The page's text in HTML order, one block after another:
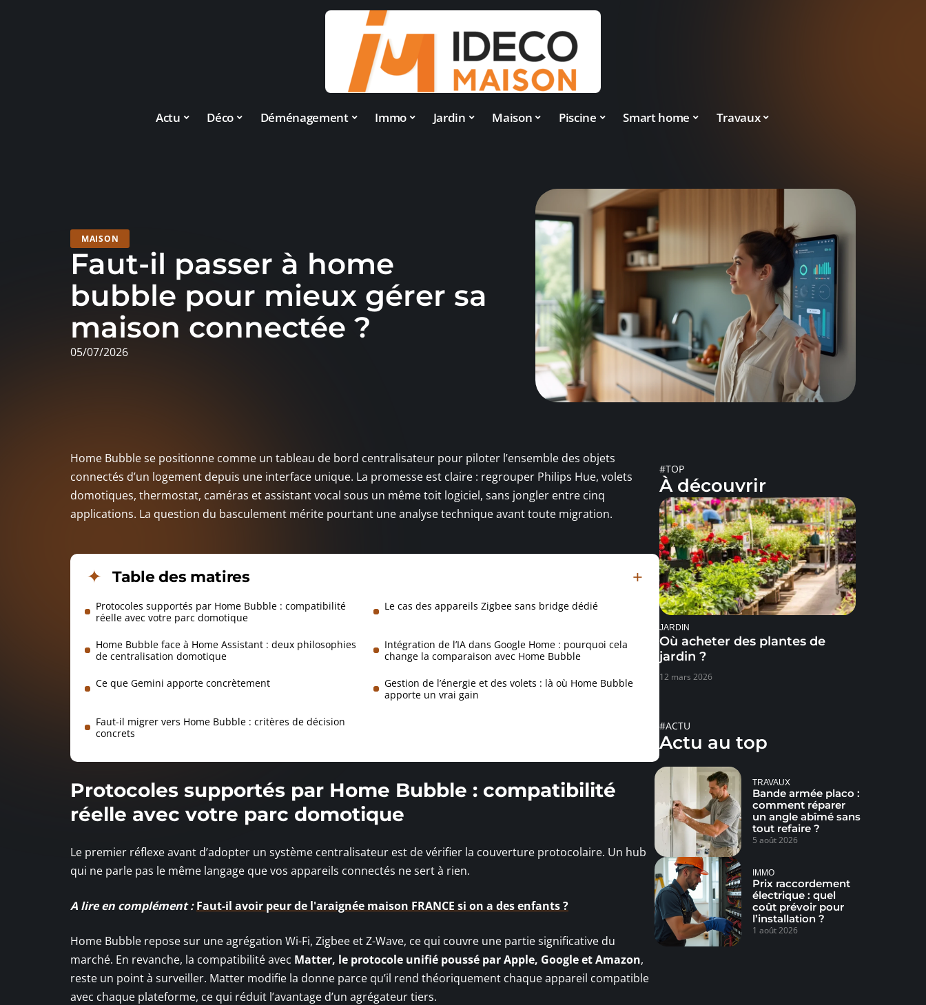
Actu Déco Déménagement Immo Jardin Maison Piscine Smart home Travaux
MAISON
Faut-il passer à home
bubble pour mieux gérer sa
maison connectée ?
05/07/2026
Home Bubble se positionne comme un tableau de bord centralisateur pour piloter l’ensemble des objets
connectés d’un logement depuis une interface unique. La promesse est claire : regrouper Philips Hue, volets
domotiques, thermostat, caméras et assistant vocal sous un même toit logiciel, sans jongler entre cinq
applications. La question du basculement mérite pourtant une analyse technique avant toute migration.
Table des matires
Protocoles supportés par Home Bubble : compatibilité
réelle avec votre parc domotique
Le cas des appareils Zigbee sans bridge dédié
Home Bubble face à Home Assistant : deux philosophies
de centralisation domotique
Intégration de l’IA dans Google Home : pourquoi cela
change la comparaison avec Home Bubble
Ce que Gemini apporte concrètement
Gestion de l’énergie et des volets : là où Home Bubble
apporte un vrai gain
Faut-il migrer vers Home Bubble : critères de décision
concrets
Protocoles supportés par Home Bubble : compatibilité
réelle avec votre parc domotique
Le premier réflexe avant d’adopter un système centralisateur est de vérifier la couverture protocolaire. Un hub
qui ne parle pas le même langage que vos appareils connectés ne sert à rien.
A lire en complément : Faut-il avoir peur de l'araignée maison FRANCE si on a des enfants ?
Home Bubble repose sur une agrégation Wi-Fi, Zigbee et Z-Wave, ce qui couvre une partie significative du
marché. En revanche, la compatibilité avec Matter, le protocole unifié poussé par Apple, Google et Amazon,
reste un point à surveiller. Matter modifie la donne parce qu’il rend théoriquement chaque appareil compatible
avec chaque plateforme, ce qui réduit l’avantage d’un agrégateur tiers.
#TOP
À découvrir
JARDIN
Où acheter des plantes de
jardin ?
12 mars 2026
#ACTU
Actu au top
TRAVAUX
Bande armée placo :
comment réparer
un angle abîmé sans
tout refaire ?
5 août 2026
IMMO
Prix raccordement
électrique : quel
coût prévoir pour
l’installation ?
1 août 2026